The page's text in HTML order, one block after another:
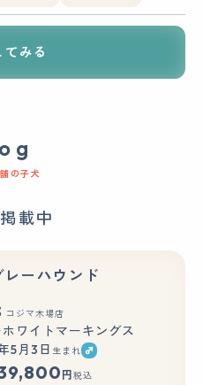
てみる
の子犬
載中
ーハウンド
コジマ木場店
ホワイトマーキングス
5月3日 生まれ
円 税込